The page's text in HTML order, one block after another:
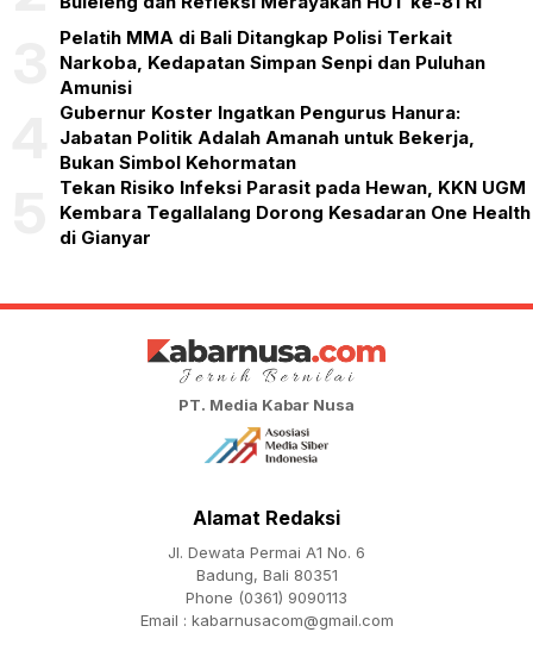
Pelatih MMA di Bali Ditangkap Polisi Terkait
Narkoba, Kedapatan Simpan Senpi dan Puluhan
Amunisi
Gubernur Koster Ingatkan Pengurus Hanura:
Jabatan Politik Adalah Amanah untuk Bekerja,
Bukan Simbol Kehormatan
Tekan Risiko Infeksi Parasit pada Hewan, KKN UGM
Kembara Tegallalang Dorong Kesadaran One Health
di Gianyar
PT. Media Kabar Nusa
Alamat Redaksi
Jl. Dewata Permai A1 No. 6
Badung, Bali 80351
Phone (0361) 9090113
Email : kabarnusacom@gmail.com